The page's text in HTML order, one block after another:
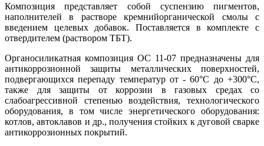
Композиция представляет собой суспензию пигментов,
наполнителей в растворе кремнийорганической смолы с
введением целевых добавок. Поставляется в комплекте с
отвердителем (раствором ТБТ).
Органосиликатная композиция ОС 11-07 предназначены для
антикоррозионной защиты металлических поверхностей,
подвергающихся перепаду температур от - 60°С до +300°С,
также для защиты от коррозии в газовых средах со
слабоагрессивной степенью воздействия, технологического
оборудования, в том числе энергетического оборудования:
котлов, автоклавов и др., получения стойких к дуговой сварке
антикоррозионных покрытий.